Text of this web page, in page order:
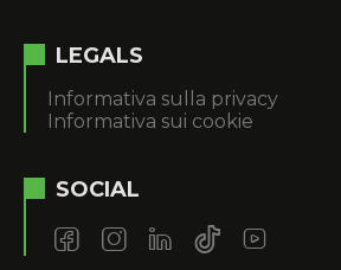
LEGALS
Informativa sulla privacy
Informativa sui cookie
SOCIAL